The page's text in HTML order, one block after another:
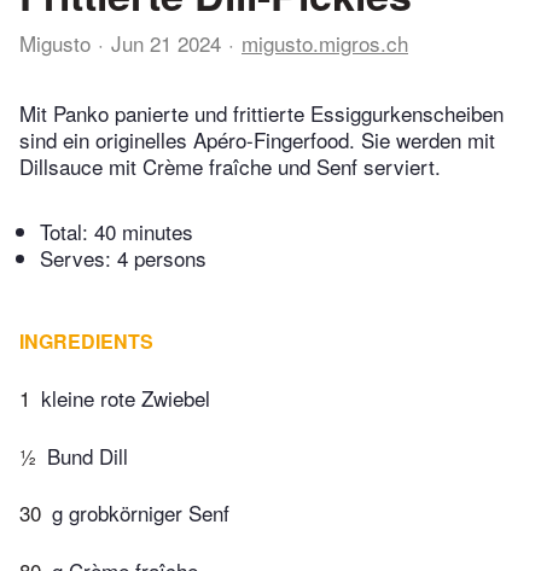
Migusto Jun 21 2024 migusto.migros.ch
Mit Panko panierte und frittierte Essiggurkenscheiben
sind ein originelles Apéro-Fingerfood. Sie werden mit
Dillsauce mit Crème fraîche und Senf serviert.
Total: 40 minutes
Serves: 4 persons
INGREDIENTS
1 kleine rote Zwiebel
½ Bund Dill
30 g grobkörniger Senf